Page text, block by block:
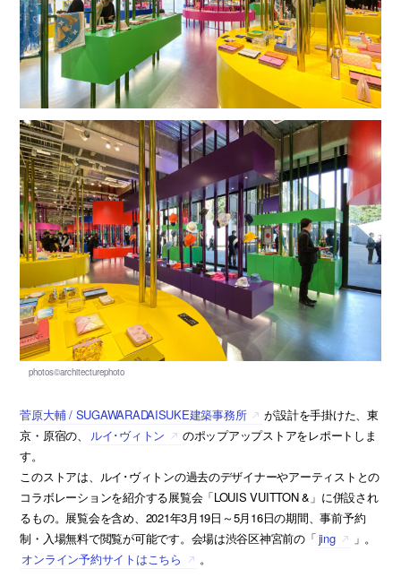
菅原大輔 / SUGAWARADAISUKE建築事務所
が設計を手掛けた、東
京・原宿の、
ルイ･ヴィトン
のポップアップストアをレポートしま
す。
このストアは、ルイ･ヴィトンの過去のデザイナーやアーティストとの
コラボレーションを紹介する展覧会「LOUIS VUITTON &」に併設され
るもの。展覧会を含め、2021年3月19日～5月16日の期間、事前予約
制・入場無料で閲覧が可能です。会場は渋谷区神宮前の「jing
」。
オンライン予約サイトはこちら
。